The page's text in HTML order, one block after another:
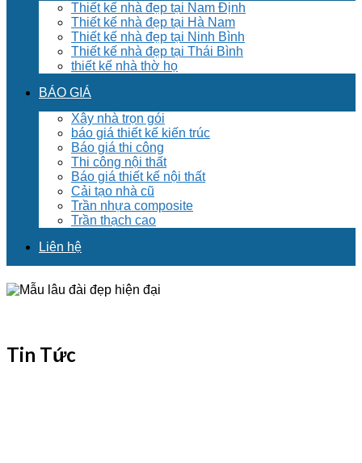
Thiết kế nhà đẹp tại Nam Định
Thiết kế nhà đẹp tại Hà Nam
Thiết kế nhà đẹp tại Ninh Bình
Thiết kế nhà đẹp tại Thái Bình
thiết kế nhà thờ họ
BÁO GIÁ
Xây nhà trọn gói
báo giá thiết kế kiến trúc
Báo giá thi công
Thi công nội thất
Báo giá thiết kế nội thất
Cải tạo nhà cũ
Trần nhựa composite
Trần thạch cao
Liên hệ
Tin Tức